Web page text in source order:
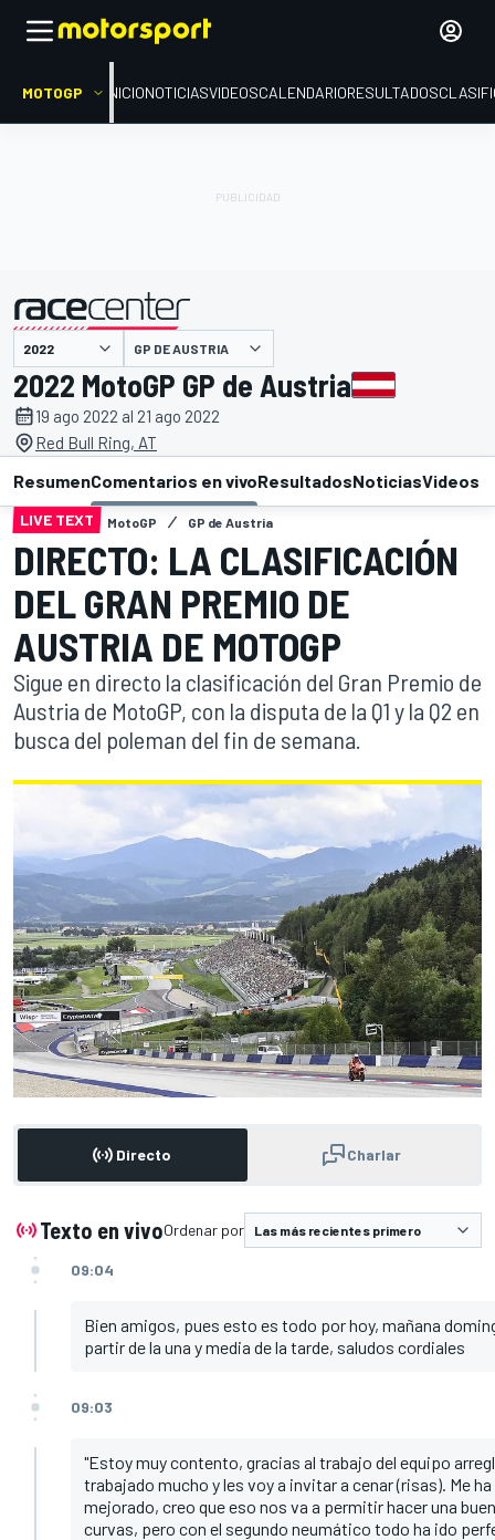
MOTOGP INICIONOTICIASVIDEOSCALENDARIORESULTADOS
GP DE AUSTRIA
2022 MotoGP GP de Austria
19 ago 2022 al 21 ago 2022
Red Bull Ring, AT
ResumenComentarios en vivoResultadosNoticiasVideos
LIVE TEXT MotoGP GP de Austria
DIRECTO: LA CLASIFICACIÓN
DEL GRAN PREMIO DE
AUSTRIA DE MOTOGP
Sigue en directo la clasificación del Gran Premio de
Austria de MotoGP, con la disputa de la Q1 y la Q2 en
busca del poleman del fin de semana.
Directo Charlar
Texto en vivoOrdenar por
09:04
Bien amigos, pues esto es todo por hoy, mañana
partir de la una y media de la tarde, saludos cordiales
09:03
"Estoy muy contento, gracias al trabajo del equipo
trabajado mucho y les voy a invitar a cenar (risas). Me
mejorado, creo que eso nos va a permitir hacer una
curvas, pero con el segundo neumático todo ha ido